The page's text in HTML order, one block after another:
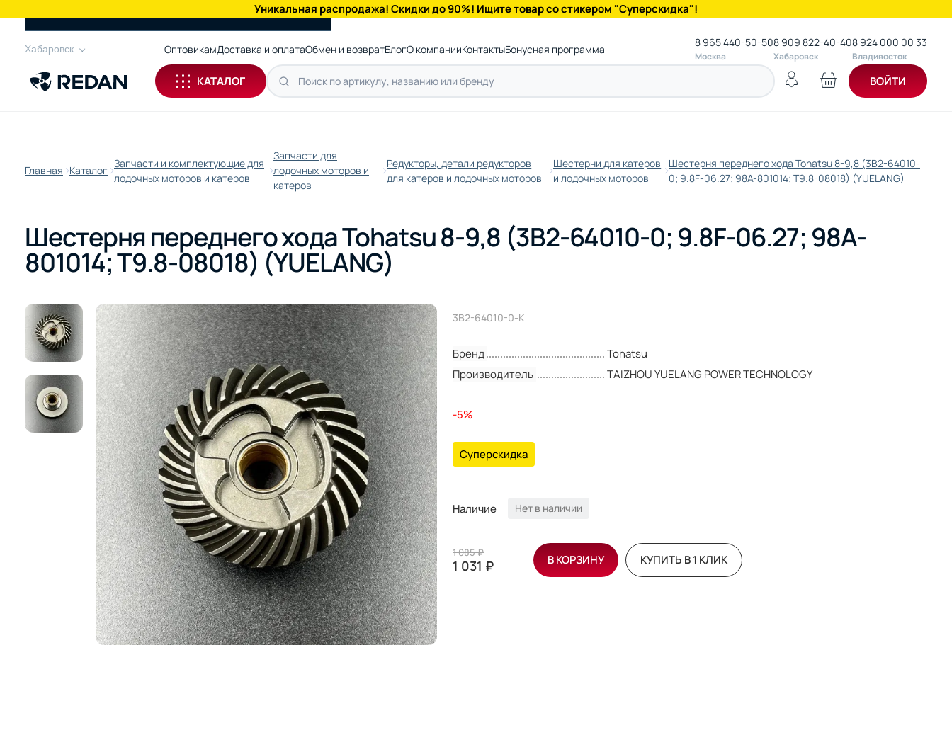
Уникальная распродажа! Скидки до 90%! Ищите товар со стикером "Суперскидка"!
Хабаровск ОптовикамДоставка и оплатаОбмен и возвратБлогО компанииКонтактыБонусная программа 8 965 440-50-50
Москва
8 909 822-40-40
Хабаровск
8 924 000 00 33
Владивосток
КАТАЛОГ ВОЙТИ
Главная Каталог
Запчасти и комплектующие для
лодочных моторов и катеров
Запчасти для
лодочных моторов и
катеров
Редукторы, детали редукторов
для катеров и лодочных моторов
Шестерни для катеров
и лодочных моторов
Шестерня переднего хода Tohatsu 8-9,8 (3B2-64010-
0; 9.8F-06.27; 98A-801014; T9.8-08018) (YUELANG)
Шестерня переднего хода Tohatsu 8-9,8 (3B2-64010-0; 9.8F-06.27; 98A-
801014; T9.8-08018) (YUELANG)
3B2-64010-0-K
Бренд
Tohatsu
Производитель
TAIZHOU YUELANG POWER TECHNOLOGY
-5%
Суперскидка
Наличие Нет в наличии
1 085 ₽
1 031 ₽ В КОРЗИНУ КУПИТЬ В 1 КЛИК